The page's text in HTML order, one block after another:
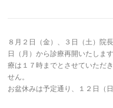
８月２日（金）、３日（土）院
日（月）から診療再開いたしま
療は１７時までとさせていただ
せん。
お盆休みは予定通り、１２日（